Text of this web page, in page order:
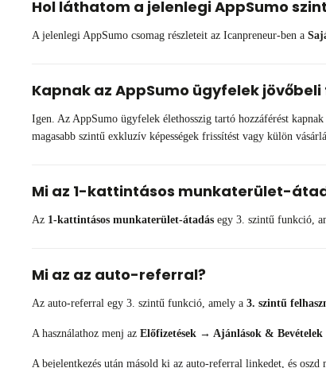
Hol láthatom a jelenlegi AppSumo
A jelenlegi AppSumo csomag részleteit az Icanpreneur-ben a
Kapnak az AppSumo ügyfelek
Igen. Az AppSumo ügyfelek élethosszig tartó hozzáférést
magasabb szintű exkluzív képességek frissítést vagy külön
Mi az 1-kattintásos munkaterület-
Az 1-kattintásos munkaterület-átadás egy 3. szintű funkció,
Mi az az auto-referral?
Az auto-referral egy 3. szintű funkció, amely a 3. szintű
A használathoz menj az Előfizetések → Ajánlások & Bevételek
A bejelentkezés után másold ki az auto-referral linkedet, és